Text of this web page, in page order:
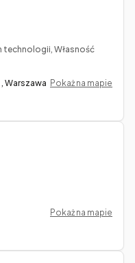
Własność
Warszawa Pokaż na mapie
Pokaż na mapie